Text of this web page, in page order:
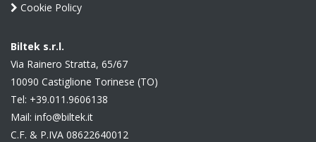
Cookie Policy
Biltek s.r.l.
Via Rainero Stratta, 65/67
10090 Castiglione Torinese (TO)
Tel: +39.011.9606138
Mail: info@biltek.it
C.F. & P.IVA 08622640012